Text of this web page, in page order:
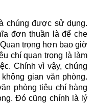
chúng được sử dụng.
đơn thuần là để che
trọng hơn bao giờ
chí quan trọng là làm
Chính vì vậy, chúng
gian văn phòng.
phòng tiêu chí hàng
Đó cũng chính là lý